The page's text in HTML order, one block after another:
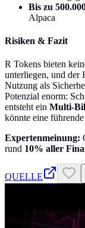
Bis zu
Alpaca
Risiken & Fazit
R Tokens bieten
unterliegen, und der
Nutzung als
Potenzial enorm:
entsteht ein Multi-
könnte eine
Expertenmeinung:
rund 10% aller
QUELLE